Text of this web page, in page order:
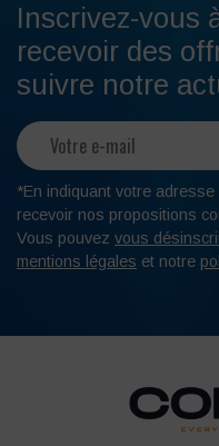
Inscrivez-vous
recevoir des
suivre notre
*En indiquant votre
recevoir nos propositions
Vous pouvez vous
mentions légales et notre